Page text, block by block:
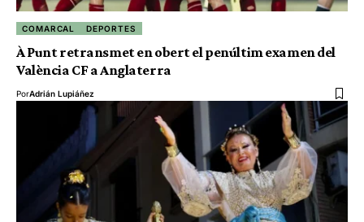
COMARCAL DEPORTES
À Punt retransmet en obert el penúltim examen del
València CF a Anglaterra
PorAdrián Lupiáñez